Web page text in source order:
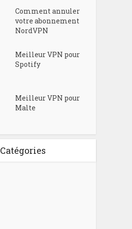
Comment annuler
votre abonnement
NordVPN
Meilleur VPN pour
Spotify
Meilleur VPN pour
Malte
Catégories